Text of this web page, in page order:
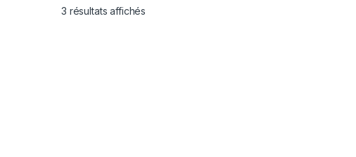
3 résultats affichés